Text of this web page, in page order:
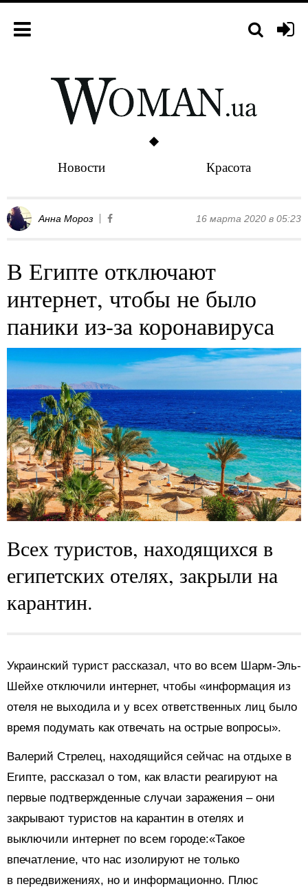
Новости Красота
Анна Мороз 16 марта 2020 в 05:23
В Египте отключают
интернет, чтобы не было
паники из-за коронавируса
Всех туристов, находящихся в
египетских отелях, закрыли на
карантин.
Украинский турист рассказал, что во всем Шарм-Эль-
Шейхе отключили интернет, чтобы «информация из
отеля не выходила и у всех ответственных лиц было
время подумать как отвечать на острые вопросы».
Валерий Стрелец, находящийся сейчас на отдыхе в
Египте, рассказал о том, как власти реагируют на
первые подтвержденные случаи заражения – они
закрывают туристов на карантин в отелях и
выключили интернет по всем городе:«Такое
впечатление, что нас изолируют не только
в передвижениях, но и информационно. Плюс